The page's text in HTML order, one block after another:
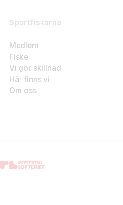
Sportfiskarna
Medlem
Fiske
Vi gör skillnad
Här finns vi
Om oss